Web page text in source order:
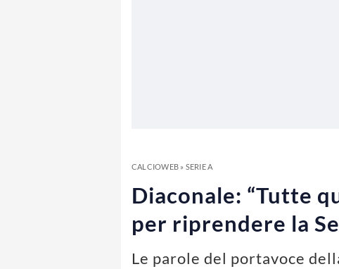
CALCIOWEB» SERIE A
Diaconale: “Tutte
per riprendere la
Le parole del portavoce